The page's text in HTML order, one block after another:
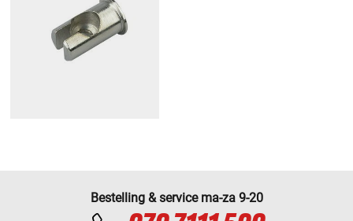
Bestelling & service ma-za 9-20